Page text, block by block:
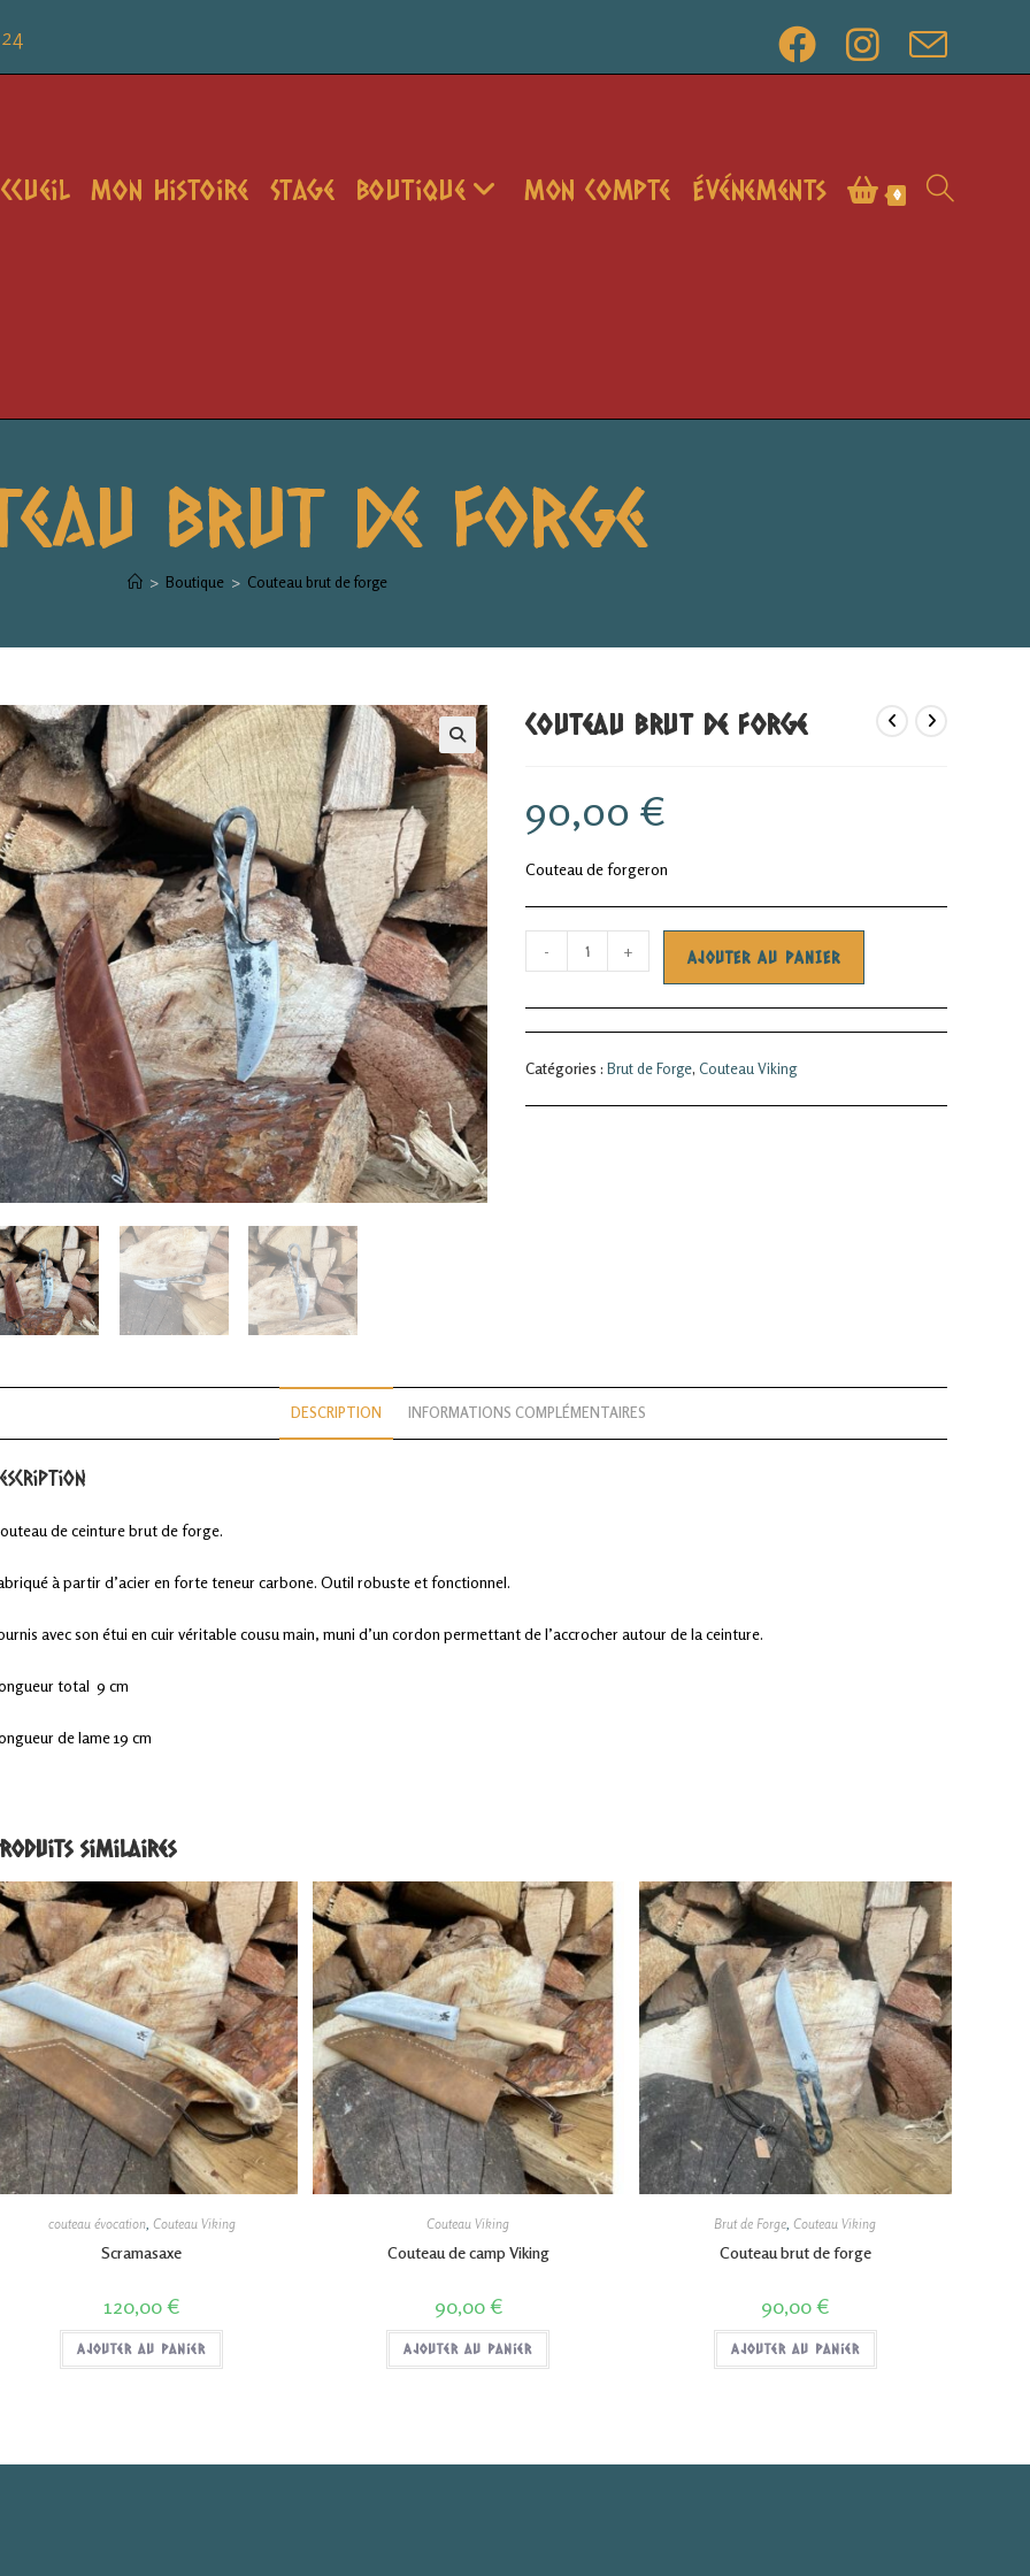
Mon Histoire Stage Boutique Mon compte Événements 0 Toggle
website
search
brut de forge
> Boutique > Couteau brut de forge
Couteau brut de forge
90,00 €
Couteau de forgeron
de
brut
de
- + AJOUTER AU PANIER
Catégories :Brut de Forge, Couteau Viking
DESCRIPTION INFORMATIONS COMPLÉMENTAIRES
de ceinture brut de forge.
à partir d’acier en forte teneur carbone. Outil robuste et fonctionnel.
avec son étui en cuir véritable cousu main, muni d’un cordon permettant de l’accrocher autour de la ceinture.
total 9 cm
de lame 19 cm
similaires
couteau évocation, Couteau Viking
Scramasaxe
120,00€
Ajouter au panier
Couteau Viking
Couteau de camp Viking
90,00€
Ajouter au panier
Brut de Forge,Couteau Viking
Couteau brut de forge
90,00€
Ajouter au panier